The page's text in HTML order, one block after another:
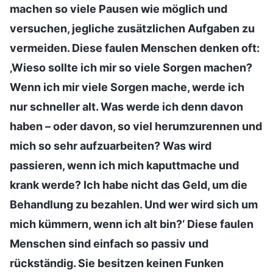
machen so viele Pausen wie möglich und
versuchen, jegliche zusätzlichen Aufgaben zu
vermeiden. Diese faulen Menschen denken oft:
‚Wieso sollte ich mir so viele Sorgen machen?
Wenn ich mir viele Sorgen mache, werde ich
nur schneller alt. Was werde ich denn davon
haben – oder davon, so viel herumzurennen und
mich so sehr aufzuarbeiten? Was wird
passieren, wenn ich mich kaputtmache und
krank werde? Ich habe nicht das Geld, um die
Behandlung zu bezahlen. Und wer wird sich um
mich kümmern, wenn ich alt bin?‘ Diese faulen
Menschen sind einfach so passiv und
rückständig. Sie besitzen keinen Funken